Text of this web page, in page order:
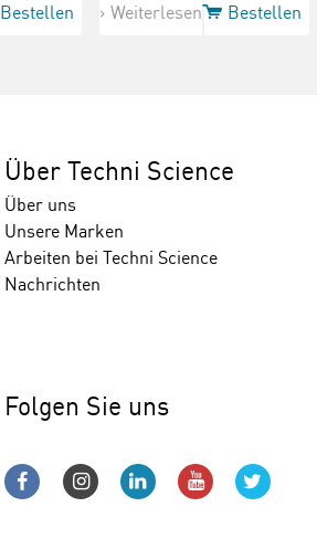
Bestellen Weiterlesen Bestellen
Über Techni Science
Über uns
Unsere Marken
Arbeiten bei Techni Science
Nachrichten
Folgen Sie uns